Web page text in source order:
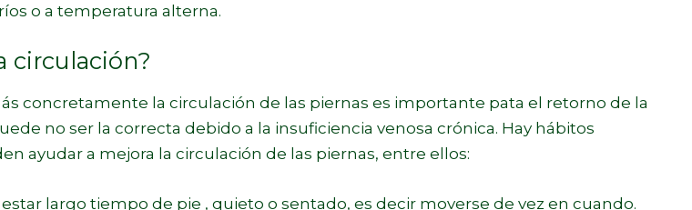
o a temperatura alterna.
circulación?
concretamente la circulación de las piernas es importante pata el retorno de la
no ser la correcta debido a la insuficiencia venosa crónica. Hay hábitos
ayudar a mejora la circulación de las piernas, entre ellos:
largo tiempo de pie , quieto o sentado, es decir moverse de vez en cuando.